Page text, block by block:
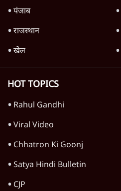
पंजाब
राजस्थान
खेल
HOT TOPICS
Rahul Gandhi
Viral Video
Chhatron Ki Goonj
Satya Hindi Bulletin
CJP